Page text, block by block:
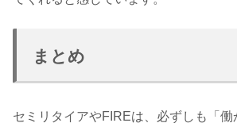
まとめ
セミリタイアやFIREは、必ずしも「